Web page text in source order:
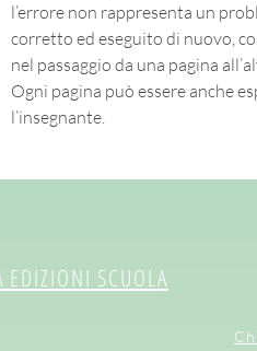
l’errore non rappresenta un
corretto ed eseguito di nuovo,
nel passaggio da una pagina
Ogni pagina può essere anche
l’insegnante.
EDIZIONI SCUOLA